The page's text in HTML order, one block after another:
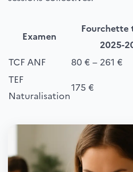
Examen
Fourchette
2025-
TCF ANF
80 € – 261 €
TEF
Naturalisation
175 €